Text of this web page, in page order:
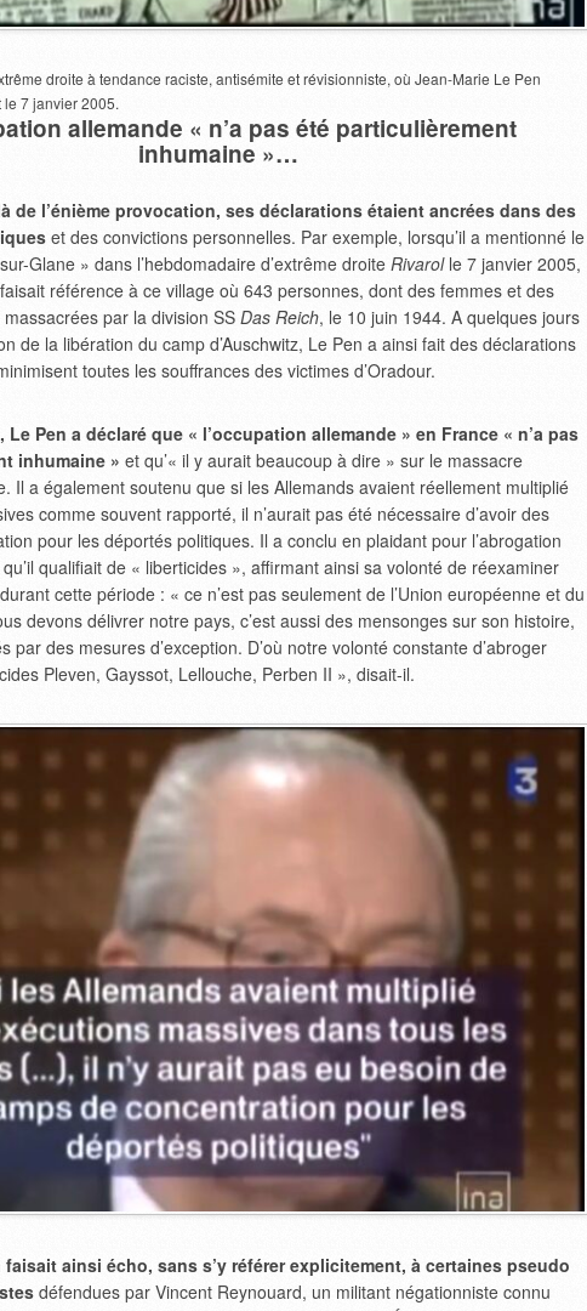
droite à tendance raciste, antisémite et révisionniste, où Jean-Marie Le Pen
le 7 janvier 2005.
allemande « n’a pas été particulièrement
inhumaine »…
de l’énième provocation, ses déclarations étaient ancrées dans des
et des convictions personnelles. Par exemple, lorsqu’il a mentionné le
Glane » dans l’hebdomadaire d’extrême droite Rivarolle 7 janvier 2005,
référence à ce village où 643 personnes, dont des femmes et des
par la division SS Das Reich, le 10 juin 1944. A quelques jours
de la libération du camp d’Auschwitz, Le Pen a ainsi fait des déclarations
toutes les souffrances des victimes d’Oradour.
Pen a déclaré que « l’occupation allemande » en France « n’a pas
inhumaine » et qu’« il y aurait beaucoup à dire » sur le massacre
Il a également soutenu que si les Allemands avaient réellement multiplié
comme souvent rapporté, il n’aurait pas été nécessaire d’avoir des
pour les déportés politiques. Il a conclu en plaidant pour l’abrogation
qualifiait de « liberticides », affirmant ainsi sa volonté de réexaminer
cette période : « ce n’est pas seulement de l’Union européenne et du
devons délivrer notre pays, c’est aussi des mensonges sur son histoire,
par des mesures d’exception. D’où notre volonté constante d’abroger
Pleven, Gayssot, Lellouche, Perben II », disait-il.
faisait ainsi écho, sans s’y référer explicitement, à certaines pseudo
défendues par Vincent Reynouard, un militant négationniste connu